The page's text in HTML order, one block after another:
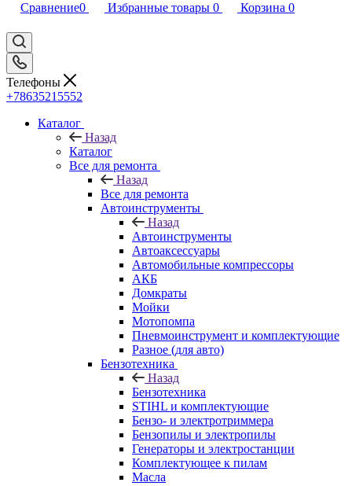
Сравнение0 Избранные товары 0 Корзина 0
Телефоны
+78635215552
Каталог
Назад
Каталог
Все для ремонта
Назад
Все для ремонта
Автоинструменты
Назад
Автоинструменты
Автоаксессуары
Автомобильные компрессоры
АКБ
Домкраты
Мойки
Мотопомпа
Пневмоинструмент и комплектующие
Разное (для авто)
Бензотехника
Назад
Бензотехника
STIHL и комплектующие
Бензо- и электротриммера
Бензопилы и электропилы
Генераторы и электростанции
Комплектующее к пилам
Масла